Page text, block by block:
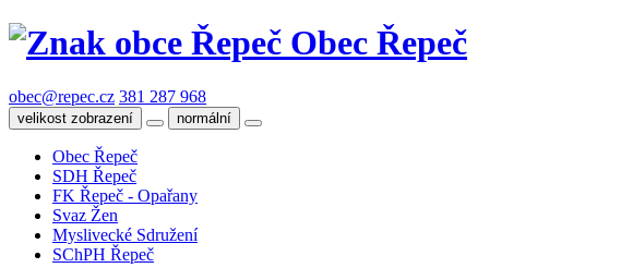
Obec Řepeč
obec@repec.cz 381 287 968
velikost zobrazení normální
Obec Řepeč
SDH Řepeč
FK Řepeč - Opařany
Svaz Žen
Myslivecké Sdružení
SChPH Řepeč